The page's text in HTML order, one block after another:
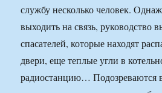
службу несколько человек.
выходить на связь, руководство
спасателей, которые находят
двери, еще теплые угли в
радиостанцию… Подозреваются